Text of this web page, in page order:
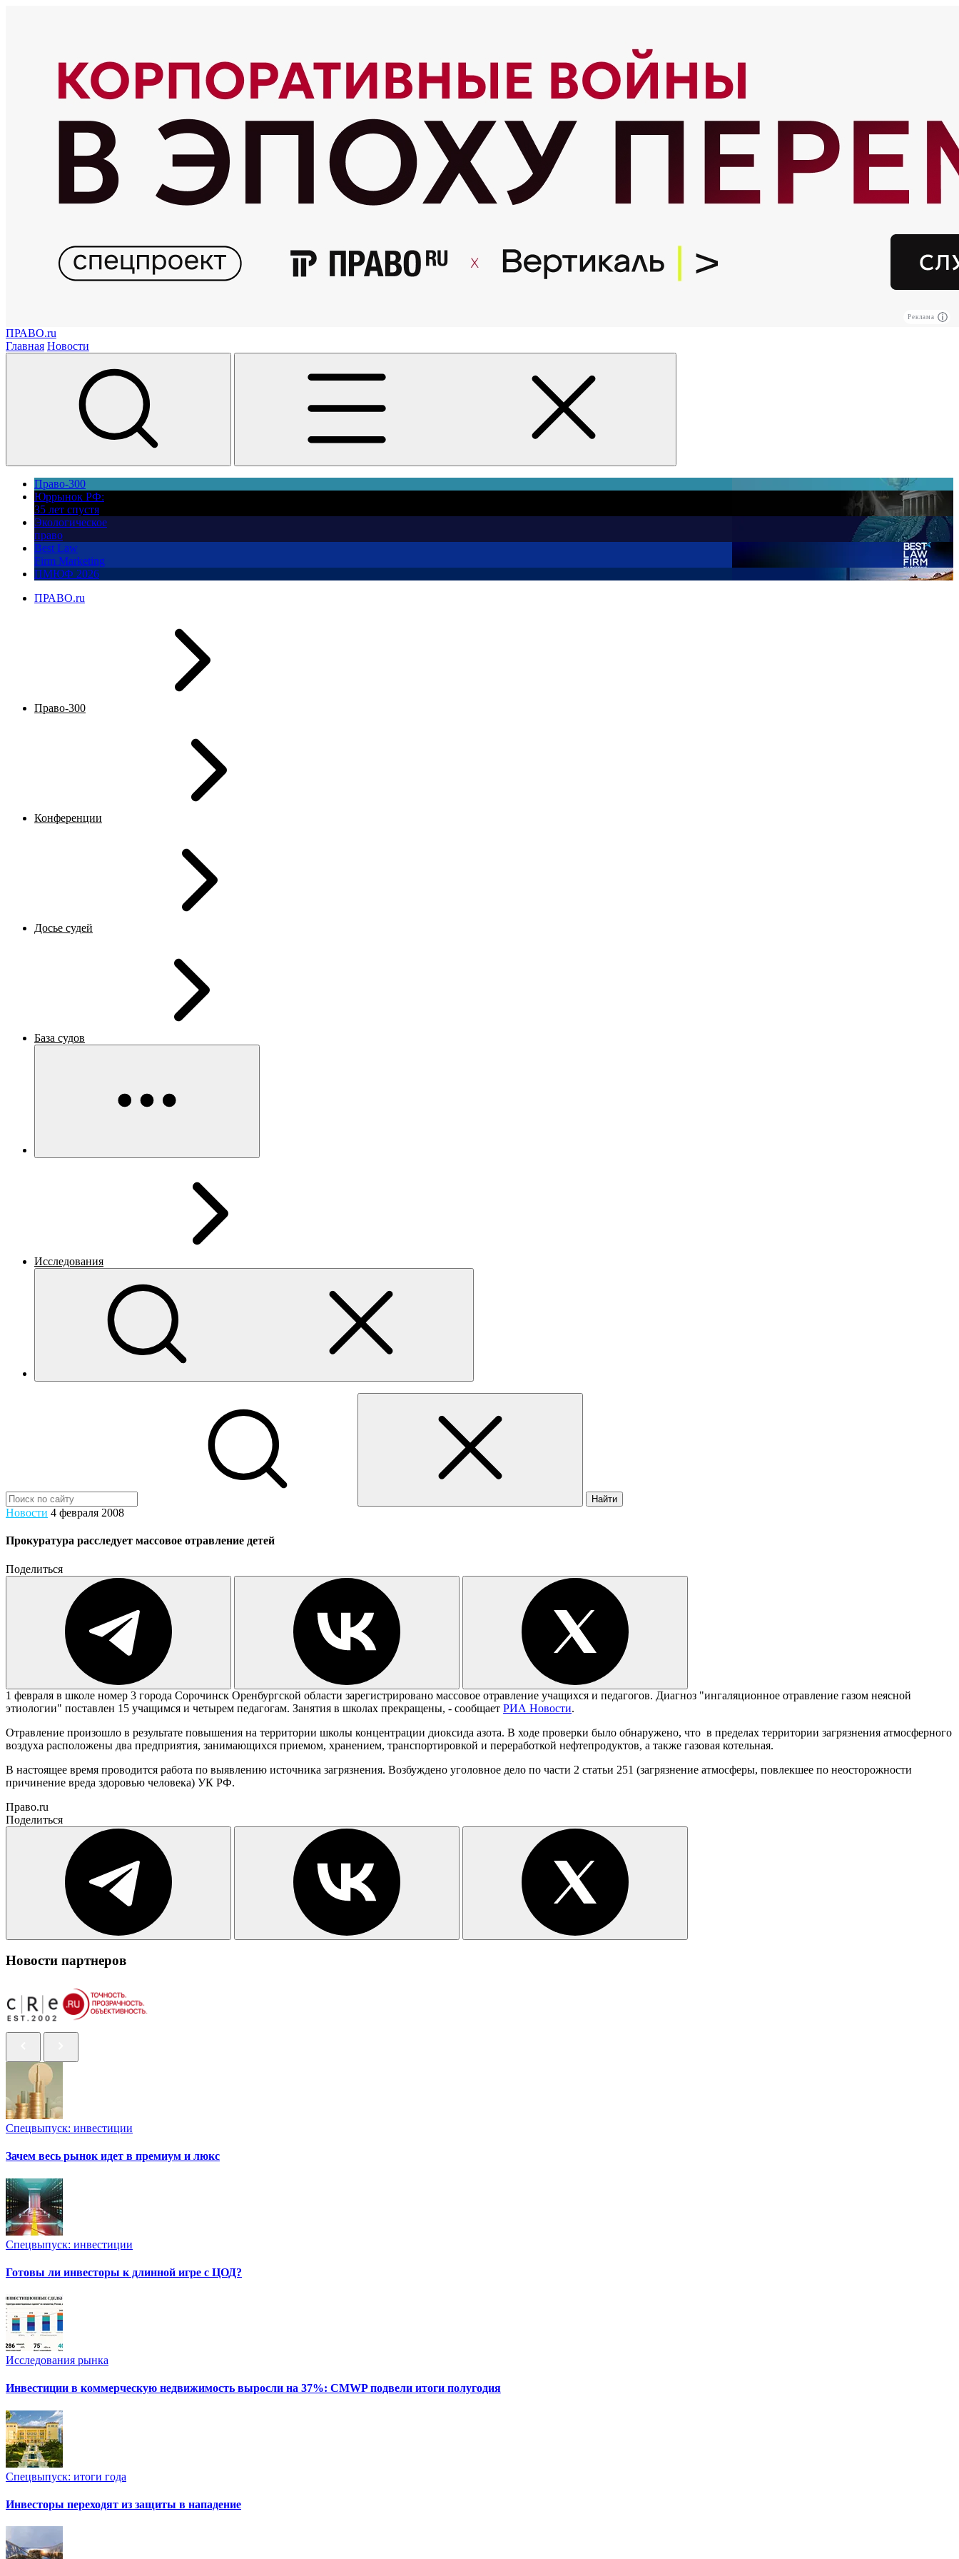
Реклама
ПРАВО.ru
Главная Новости
Право-300
Юррынок РФ:
35 лет спустя
Экологическое
право
Best Law
Firm Marketing
ПМЮФ 2026
ПРАВО.ru
Право-300
Конференции
Досье судей
База судов
Исследования
Найти
Новости 4 февраля 2008
Прокуратура расследует массовое отравление детей
Поделиться
1 февраля в школе номер 3 города Сорочинск Оренбургской области зарегистрировано массовое отравление учащихся и педагогов. Диагноз "ингаляционное отравление газом неясной
этиологии" поставлен 15 учащимся и четырем педагогам. Занятия в школах прекращены, - сообщает РИА Новости.
Отравление произошло в результате повышения на территории школы концентрации диоксида азота. В ходе проверки было обнаружено, что в пределах территории загрязнения атмосферного
воздуха расположены два предприятия, занимающихся приемом, хранением, транспортировкой и переработкой нефтепродуктов, а также газовая котельная.
В настоящее время проводится работа по выявлению источника загрязнения. Возбуждено уголовное дело по части 2 статьи 251 (загрязнение атмосферы, повлекшее по неосторожности
причинение вреда здоровью человека) УК РФ.
Право.ru
Поделиться
Новости партнеров
Спецвыпуск: инвестиции
Зачем весь рынок идет в премиум и люкс
Спецвыпуск: инвестиции
Готовы ли инвесторы к длинной игре с ЦОД?
Исследования рынка
Инвестиции в коммерческую недвижимость выросли на 37%: CMWP подвели итоги полугодия
Спецвыпуск: итоги года
Инвесторы переходят из защиты в нападение